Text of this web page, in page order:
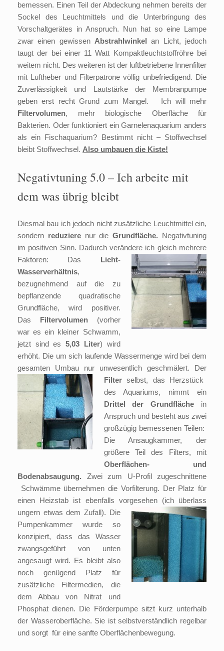
bemessen. Einen Teil der Abdeckung nehmen bereits der
Sockel des Leuchtmittels und die Unterbringung des
Vorschaltgerätes in Anspruch. Nun hat so eine Lampe
zwar einen gewissen Abstrahlwinkel an Licht, jedoch
taugt der bei einer 11 Watt Kompaktleuchtstoffröhre bei
weitem nicht. Des weiteren ist der luftbetriebene Innenfilter
mit Luftheber und Filterpatrone völlig unbefriedigend. Die
Zuverlässigkeit und Lautstärke der Membranpumpe
geben erst recht Grund zum Mangel. Ich will mehr
Filtervolumen, mehr biologische Oberfläche für
Bakterien. Oder funktioniert ein Garnelenaquarium anders
als ein Fischaquarium? Bestimmt nicht – Stoffwechsel
bleibt Stoffwechsel. Also umbauen die Kiste!
Negativtuning 5.0 – Ich arbeite mit
dem was übrig bleibt
Diesmal bau ich jedoch nicht zusätzliche Leuchtmittel ein,
sondern reduzierenur dieGrundfläche. Negativtuning
im positiven Sinn. Dadurch verändere ich gleich mehrere
Faktoren: Das Licht-
Wasserverhältnis,
bezugnehmend auf die zu
bepflanzende quadratische
Grundfläche, wird positiver.
Das Filtervolumen(vorher
war es ein kleiner Schwamm,
jetzt sind es 5,03 Liter) wird
erhöht. Die um sich laufende Wassermenge wird bei dem
gesamten Umbau nur unwesentlich geschmälert. Der
Filterselbst, das Herzstück
des Aquariums, nimmt ein
Drittel der Grundfläche in
Anspruch und besteht aus zwei
großzügig bemessenen Teilen:
Die Ansaugkammer, der
größere Teil des Filters, mit
Oberflächen- und
Bodenabsaugung. Zwei zum U-Profil zugeschnittene
Schwämme übernehmen die Vorfilterung. Der Platz für
einen Heizstab ist ebenfalls vorgesehen (ich überlass
ungern etwas dem Zufall). Die
Pumpenkammer wurde so
konzipiert, dass das Wasser
zwangsgeführt von unten
angesaugt wird. Es bleibt also
noch genügend Platz für
zusätzliche Filtermedien, die
dem Abbau von Nitrat und
Phosphat dienen. Die Förderpumpe sitzt kurz unterhalb
der Wasseroberfläche. Sie ist selbstverständlich regelbar
und sorgt für eine sanfte Oberflächenbewegung.